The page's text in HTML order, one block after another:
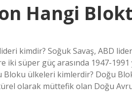
Hangi
kimdir? Soğuk Savaş, ABD
iki süper güç arasında 1947-1991
ülkeleri kimlerdir? Doğu
olarak müttefik olan Doğu